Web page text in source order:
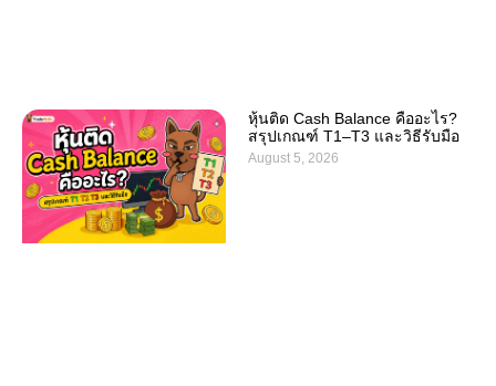
หุ้นติด Cash Balance คืออะไร?
สรุปเกณฑ์ T1–T3 และวิธีรับมือ
August 5, 2026